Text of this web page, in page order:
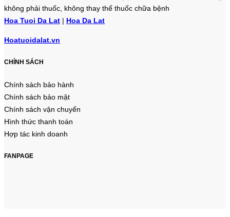
không phải thuốc, không thay thế thuốc chữa bệnh
Hoa Tuoi Da Lat | Hoa Da Lat
Hoatuoidalat.vn
CHÍNH SÁCH
Chính sách bảo hành
Chính sách bảo mật
Chính sách vận chuyển
Hình thức thanh toán
Hợp tác kinh doanh
FANPAGE